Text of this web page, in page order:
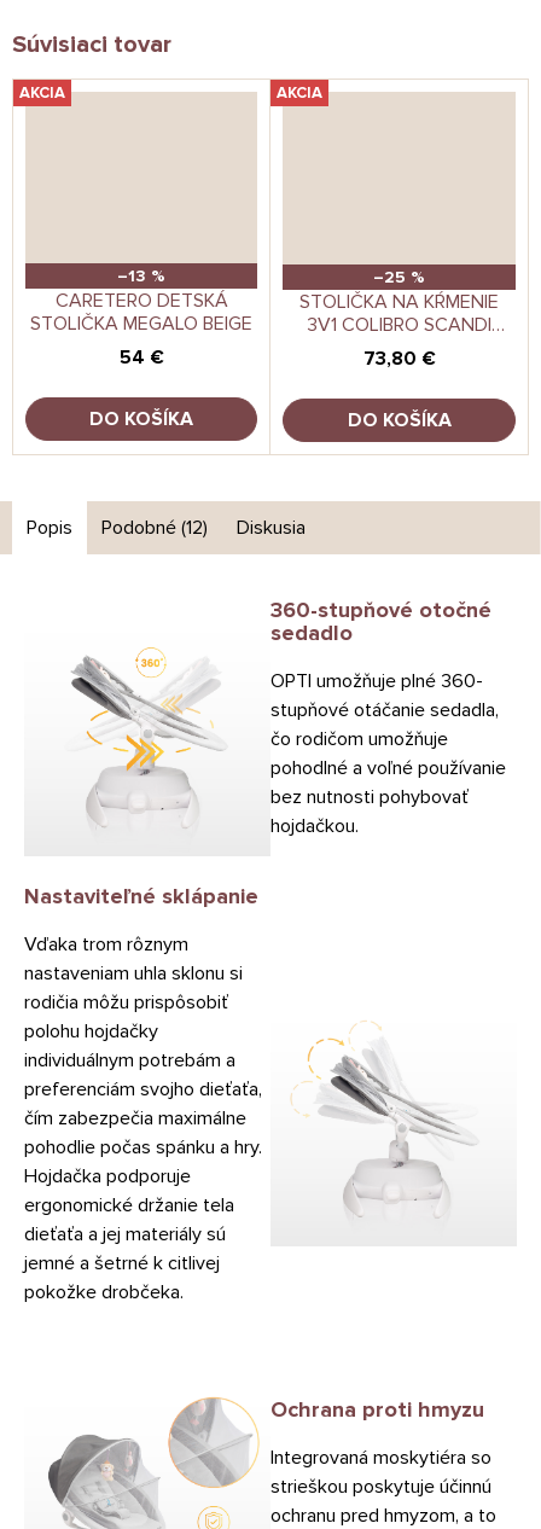
Súvisiaci tovar
AKCIA
–13 %
CARETERO DETSKÁ
STOLIČKA MEGALO BEIGE
54 €
DO KOŠÍKA
AKCIA
–25 %
STOLIČKA NA KŔMENIE
3V1 COLIBRO SCANDI
ALMOND
73,80 €
DO KOŠÍKA
Popis Podobné (12) Diskusia
360-stupňové otočné
sedadlo
OPTI umožňuje plné 360-
stupňové otáčanie sedadla,
čo rodičom umožňuje
pohodlné a voľné používanie
bez nutnosti pohybovať
hojdačkou.
Nastaviteľné sklápanie
Vďaka trom rôznym
nastaveniam uhla sklonu si
rodičia môžu prispôsobiť
polohu hojdačky
individuálnym potrebám a
preferenciám svojho dieťaťa,
čím zabezpečia maximálne
pohodlie počas spánku a hry.
Hojdačka podporuje
ergonomické držanie tela
dieťaťa a jej materiály sú
jemné a šetrné k citlivej
pokožke drobčeka.
Ochrana proti hmyzu
Integrovaná moskytiéra so
strieškou poskytuje účinnú
ochranu pred hmyzom, a to